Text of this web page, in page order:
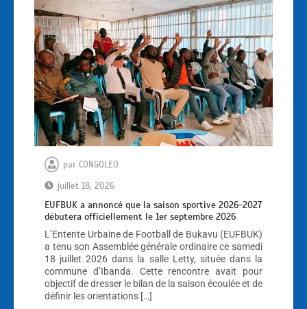
par CONGOLEO
juillet 18, 2026
EUFBUK a annoncé que la saison sportive 2026-2027
débutera officiellement le 1er septembre 2026
L’Entente Urbaine de Football de Bukavu (EUFBUK)
a tenu son Assemblée générale ordinaire ce samedi
18 juillet 2026 dans la salle Letty, située dans la
commune d’Ibanda. Cette rencontre avait pour
objectif de dresser le bilan de la saison écoulée et de
définir les orientations […]